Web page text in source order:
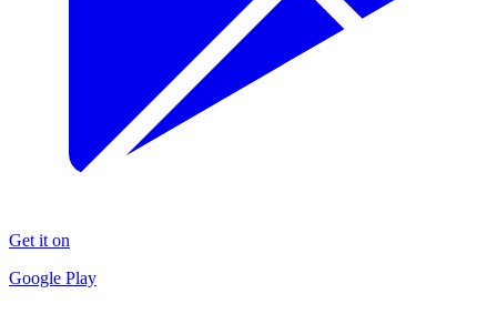
Get it on
Google Play